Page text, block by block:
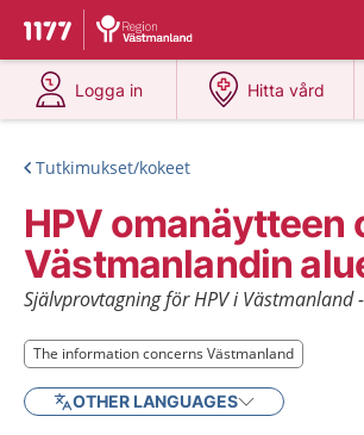
To start page for 1177
Du har valt region
Logga in
at 1177.se
Hitta vård
at 1177.se
Tutkimukset/kokeet
HPV omanäytteen
Västmanlandin
Självprovtagning för HPV i Västmanland
The information concerns Västmanland
The information concerns Västmanland
OTHER LANGUAGES